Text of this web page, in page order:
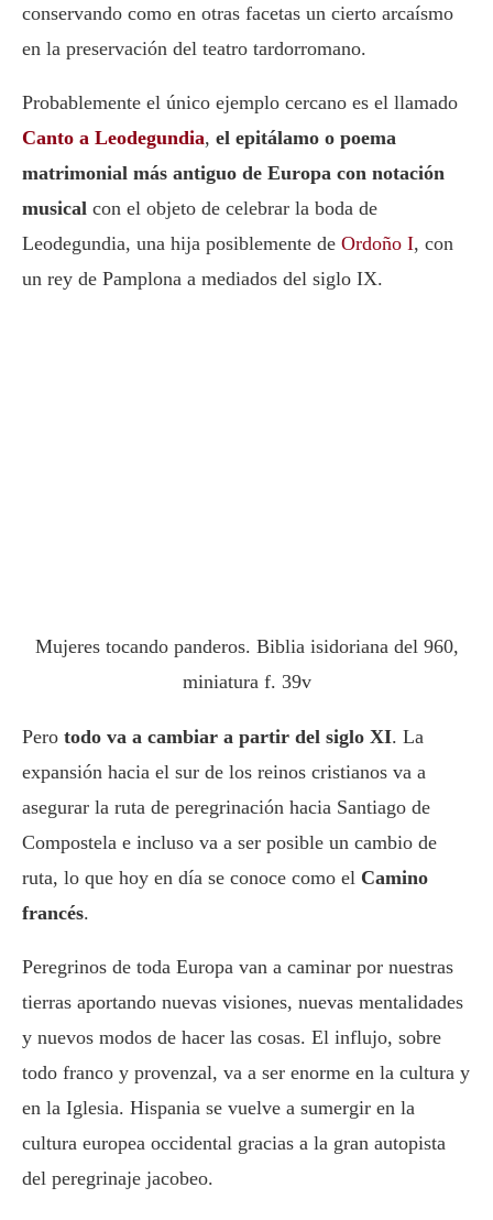
conservando como en otras facetas un cierto arcaísmo
en la preservación del teatro tardorromano.
Probablemente el único ejemplo cercano es el llamado
Canto a Leodegundia, el epitálamo o poema
matrimonial más antiguo de Europa con notación
musical con el objeto de celebrar la boda de
Leodegundia, una hija posiblemente de Ordoño I, con
un rey de Pamplona a mediados del siglo IX.
Mujeres tocando panderos. Biblia isidoriana del 960,
miniatura f. 39v
Pero todo va a cambiar a partir del siglo XI. La
expansión hacia el sur de los reinos cristianos va a
asegurar la ruta de peregrinación hacia Santiago de
Compostela e incluso va a ser posible un cambio de
ruta, lo que hoy en día se conoce como el Camino
francés.
Peregrinos de toda Europa van a caminar por nuestras
tierras aportando nuevas visiones, nuevas mentalidades
y nuevos modos de hacer las cosas. El influjo, sobre
todo franco y provenzal, va a ser enorme en la cultura y
en la Iglesia. Hispania se vuelve a sumergir en la
cultura europea occidental gracias a la gran autopista
del peregrinaje jacobeo.